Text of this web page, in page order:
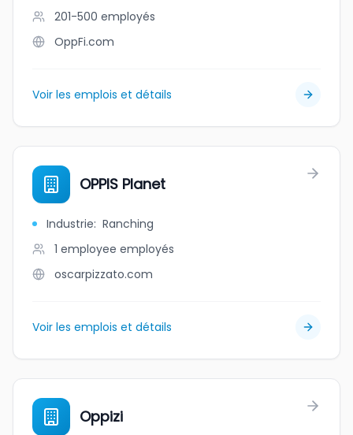
201-500 employés
OppFi.com
Voir les emplois et détails
OPPIS Planet
Industrie: Ranching
1 employee employés
oscarpizzato.com
Voir les emplois et détails
Oppizi